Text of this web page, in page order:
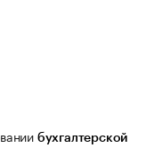
бухгалтерской